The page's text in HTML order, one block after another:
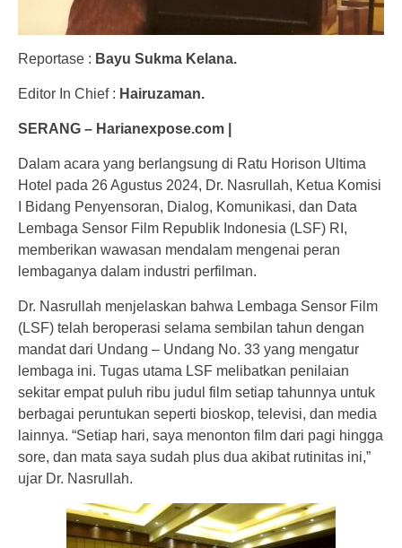
Reportase : Bayu Sukma Kelana.
Editor In Chief : Hairuzaman.
SERANG – Harianexpose.com |
Dalam acara yang berlangsung di Ratu Horison Ultima
Hotel pada 26 Agustus 2024, Dr. Nasrullah, Ketua Komisi
I Bidang Penyensoran, Dialog, Komunikasi, dan Data
Lembaga Sensor Film Republik Indonesia (LSF) RI,
memberikan wawasan mendalam mengenai peran
lembaganya dalam industri perfilman.
Dr. Nasrullah menjelaskan bahwa Lembaga Sensor Film
(LSF) telah beroperasi selama sembilan tahun dengan
mandat dari Undang – Undang No. 33 yang mengatur
lembaga ini. Tugas utama LSF melibatkan penilaian
sekitar empat puluh ribu judul film setiap tahunnya untuk
berbagai peruntukan seperti bioskop, televisi, dan media
lainnya. “Setiap hari, saya menonton film dari pagi hingga
sore, dan mata saya sudah plus dua akibat rutinitas ini,”
ujar Dr. Nasrullah.